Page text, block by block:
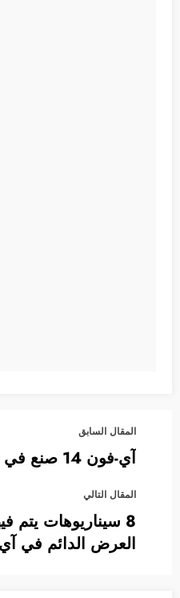
المقال السابق
آي-فون 14 صنع في الهند وليس الصين
المقال التالي
8 سيناريوهات يتم
العرض الدائم في آي-فون